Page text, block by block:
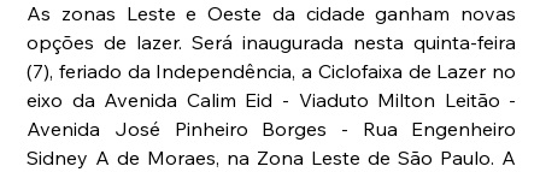
As zonas Leste e Oeste da cidade ganham novas
opções de lazer. Será inaugurada nesta quinta-feira
(7), feriado da Independência, a Ciclofaixa de Lazer no
eixo da Avenida Calim Eid - Viaduto Milton Leitão -
Avenida José Pinheiro Borges - Rua Engenheiro
Sidney A de Moraes, na Zona Leste de São Paulo. A